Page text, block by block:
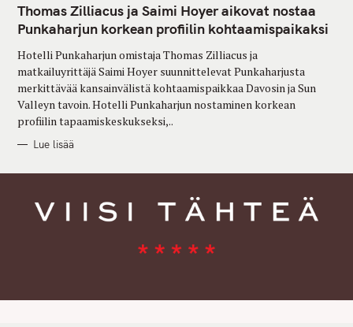
T
E
G
O
I
E
S
Thomas Zilliacus ja Saimi Hoyer aikovat nostaa
Punkaharjun korkean profiilin kohtaamispaikaksi
Hotelli Punkaharjun omistaja Thomas Zilliacus ja
matkailuyrittäjä Saimi Hoyer suunnittelevat Punkaharjusta
merkittävää kansainvälistä kohtaamispaikkaa Davosin ja Sun
Valleyn tavoin. Hotelli Punkaharjun nostaminen korkean
profiilin tapaamiskeskukseksi,..
Lue lisää